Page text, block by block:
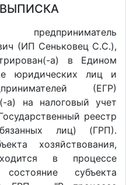
предприниматель
(ИП Сеньковец С.С.),
а) в Едином
юридических лиц и
(ЕГР)
a) на налоговый учет
реестр
лиц) (ГРП).
хозяйствования,
в процессе
субъекта